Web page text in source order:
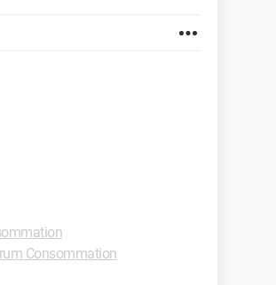
Consommation